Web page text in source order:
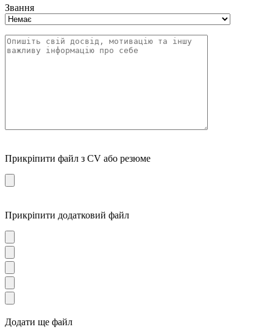
Звання
Прикріпити файл з CV або резюме
Прикріпити додатковий файл
Додати ще файл